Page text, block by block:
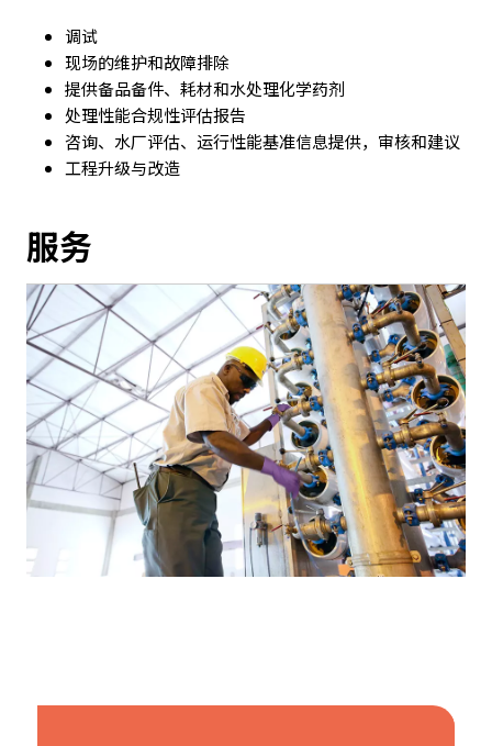
调试
现场的维护和故障排除
提供备品备件、耗材和水处理化学药剂
处理性能合规性评估报告
咨询、水厂评估、运行性能基准信息提供，审核和建议
工程升级与改造
服务